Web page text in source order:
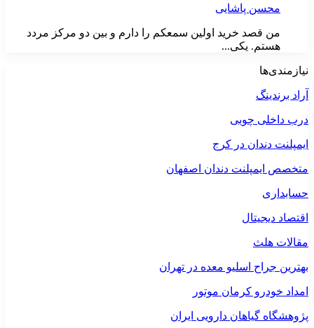
محسن پاشایی
من قصد خرید اولین سمعکم را دارم و بین دو مرکز مردد
هستم. یکی...
نیازمندی‌ها
آراد برندینگ
درب داخلی چوبی
ایمپلنت دندان در کرج
متخصص ایمپلنت دندان اصفهان
حسابداری
اقتصاد دیجیتال
مقالات هلث
بهترین جراح اسلیو معده در تهران
امداد خودرو کرمان موتور
پژوهشگاه گیاهان دارویی ایران